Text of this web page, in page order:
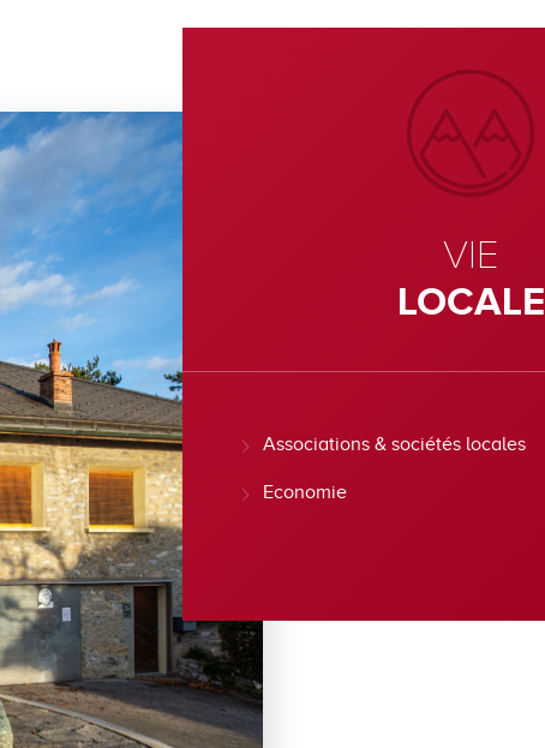
VIE
LOCALE
Associations & sociétés locales
Economie